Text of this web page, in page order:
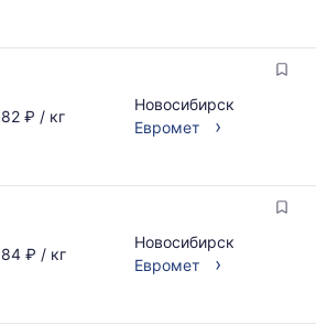
82 ₽ / кг
Новосибирск
Евромет
›
84 ₽ / кг
Новосибирск
Евромет
›